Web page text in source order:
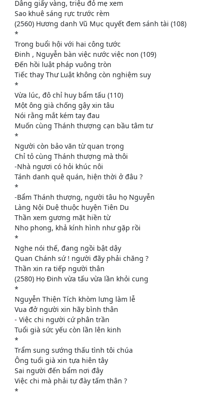
Dâng giấy vàng, triệu đỏ mẹ xem
Sao khuê sáng rực trước rèm
(2560) Hương danh Vũ Mục quyết đem sánh tài (108)
*
Trong buổi hội với hai công tước
Đinh , Nguyễn bàn việc nước việc non (109)
Đến hồi luật pháp vuông tròn
Tiếc thay Thư Luật không còn nghiệm suy
*
Vừa lúc, đô chỉ huy bẩm tấu (110)
Một ông già chống gậy xin tâu
Nói rằng mắt kém tay đau
Muốn cùng Thánh thượng cạn bầu tâm tư
*
Người còn bảo văn từ quan trọng
Chỉ tỏ cùng Thánh thượng mà thôi
-Nhà ngươi có hỏi khúc nôi
Tánh danh quê quán, hiện thời ở đâu ?
*
-Bẩm Thánh thượng, người tâu họ Nguyễn
Làng Nội Duệ thuộc huyện Tiên Du
Thần xem gương mặt hiền từ
Nho phong, khả kính hình như gặp rồi
*
Nghe nói thế, đang ngồi bật dậy
Quan Chánh sứ ! người đãy phải chăng ?
Thần xin ra tiếp người thân
(2580) Họ Đinh vừa tấu vừa lần khỏi cung
*
Nguyễn Thiện Tích khòm lưng làm lễ
Vua đở người xin hãy bình thân
- Việc chi người cứ phân trần
Tuổi già sức yếu còn lần lên kinh
*
Trẩm sung sướng thấu tình tôi chúa
Ông tuổi già xin tựa hiên tây
Sai người đến bẩm nơi đây
Việc chi mà phải tự đày tấm thân ?
*